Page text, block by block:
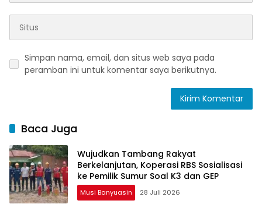
Simpan nama, email, dan situs web saya pada
peramban ini untuk komentar saya berikutnya.
Baca Juga
Wujudkan Tambang Rakyat
Berkelanjutan, Koperasi RBS Sosialisasi
ke Pemilik Sumur Soal K3 dan GEP
Musi Banyuasin 28 Juli 2026